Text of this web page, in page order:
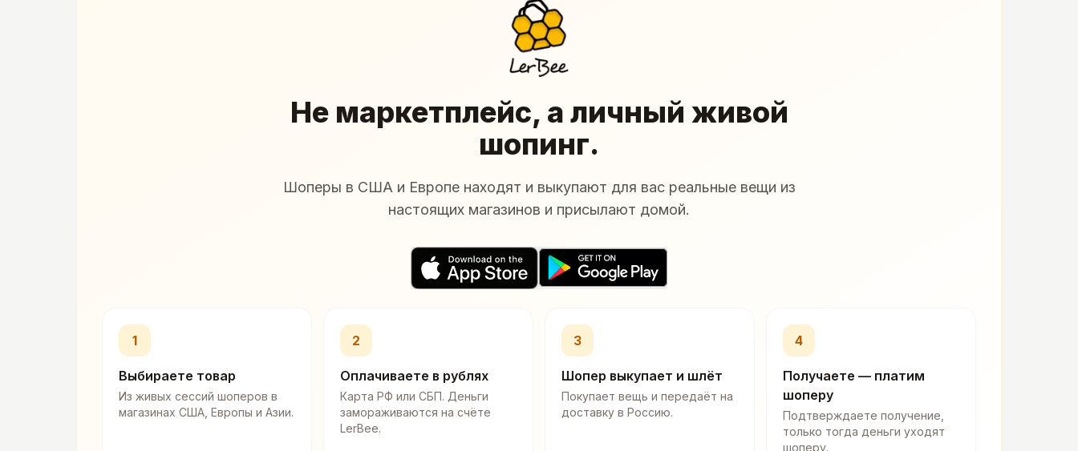
Не маркетплейс, а личный живой
шопинг.
Шоперы в США и Европе находят и выкупают для вас реальные вещи из
настоящих магазинов и присылают домой.
1
Выбираете товар
Из живых сессий шоперов в
магазинах США, Европы и Азии.
2
Оплачиваете в рублях
Карта РФ или СБП. Деньги
замораживаются на счёте
LerBee.
3
Шопер выкупает и шлёт
Покупает вещь и передаёт на
доставку в Россию.
4
Получаете — платим
шоперу
Подтверждаете получение,
только тогда деньги уходят
шоперу.